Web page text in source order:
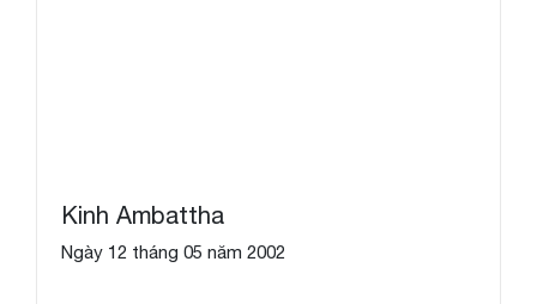
Kinh Ambattha
Ngày 12 tháng 05 năm 2002